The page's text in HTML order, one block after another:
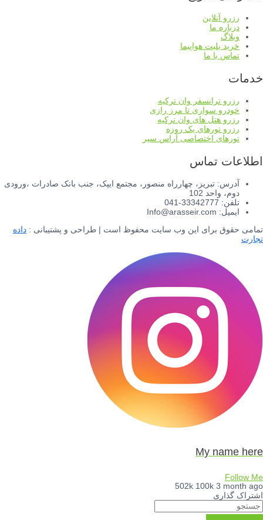
رزرو آنلاین
درباره ما
وبلاگ
خرید بلیت هواپیما
تماس با ما
خدمات
رزرو ترانسفر وان ترکیه
خودرو سواری تا مرز رازی
رزرو هتل های وان ترکیه
رزرو تورهای یک روزه
تورهای اختصاصی آراس سیر
اطلاعات تماس
آدرس: تبریز، چهارراه منصور، مجتمع ایپک، جنب بانک صادرات ،ورودی
دوم، واحد 102
تلفن: 33342777-041
ایمیل: Info@arasseir.com
تمامی حقوق برای این وب سایت محفوظ است | طراحی و پشتیبانی : داده
تجارت
My name here
Follow Me
502k 100k 3 month ago
اشتراک گذاری